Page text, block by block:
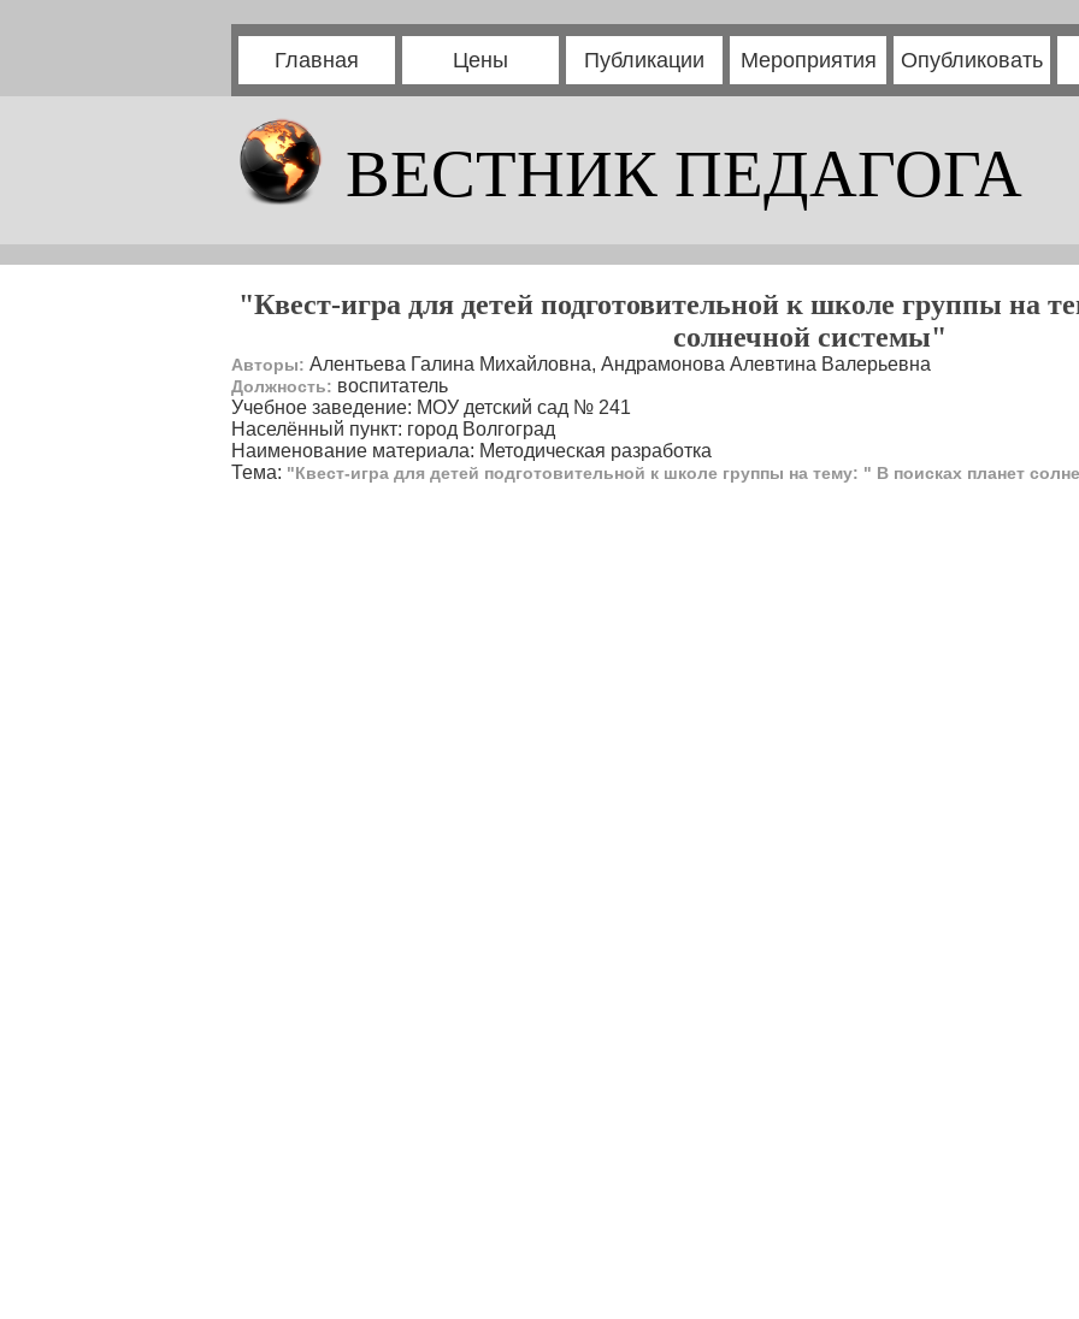
Главная Цены Публикации Мероприятия Опубликовать
ВЕСТНИК ПЕДАГОГА
"Квест-игра для детей подготовительной к школе группы на
солнечной системы"
Авторы: Алентьева Галина Михайловна, Андрамонова Алевтина Валерьевна
Должность: воспитатель
Учебное заведение: МОУ детский сад № 241
Населённый пункт: город Волгоград
Наименование материала: Методическая разработка
Тема: "Квест-игра для детей подготовительной к школе группы на тему: " В поисках планет